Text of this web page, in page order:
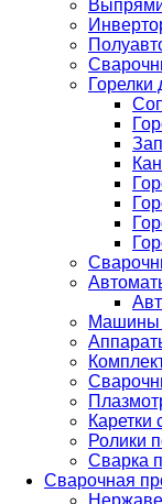
Горелки
Машины
Каретки
Ролики
Сварка
Сварочная